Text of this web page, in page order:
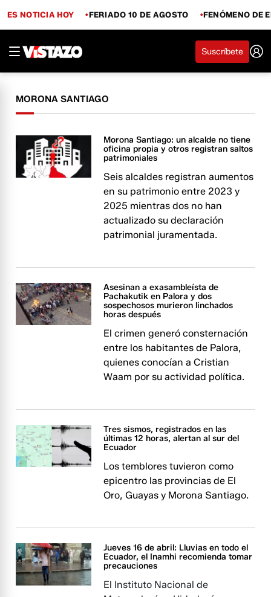
ES NOTICIA HOY FERIADO 10 DE AGOSTO FENÓMENO DE
Suscríbete
MORONA SANTIAGO
Morona Santiago: un alcalde no tiene
oficina propia y otros registran saltos
patrimoniales
Seis alcaldes registran aumentos
en su patrimonio entre 2023 y
2025 mientras dos no han
actualizado su declaración
patrimonial juramentada.
Asesinan a exasambleísta de
Pachakutik en Palora y dos
sospechosos murieron linchados
horas después
El crimen generó consternación
entre los habitantes de Palora,
quienes conocían a Cristian
Waam por su actividad política.
Tres sismos, registrados en las
últimas 12 horas, alertan al sur del
Ecuador
Los temblores tuvieron como
epicentro las provincias de El
Oro, Guayas y Morona Santiago.
Jueves 16 de abril: Lluvias en todo el
Ecuador, el Inamhi recomienda tomar
precauciones
El Instituto Nacional de